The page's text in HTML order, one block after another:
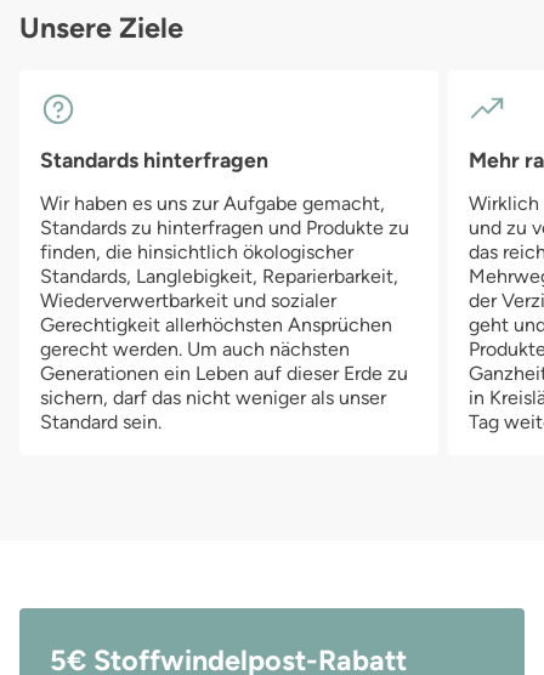
Unsere Ziele
Standards hinterfragen
Wir haben es uns zur Aufgabe gemacht,
Standards zu hinterfragen und Produkte zu
finden, die hinsichtlich ökologischer
Standards, Langlebigkeit, Reparierbarkeit,
Wiederverwertbarkeit und sozialer
Gerechtigkeit allerhöchsten Ansprüchen
gerecht werden. Um auch nächsten
Generationen ein Leben auf dieser Erde zu
sichern, darf das nicht weniger als unser
Standard sein.
Mehr
Wirklich
und zu
das
der
geht
in
Tag
5€ Stoffwindelpost-Rabatt